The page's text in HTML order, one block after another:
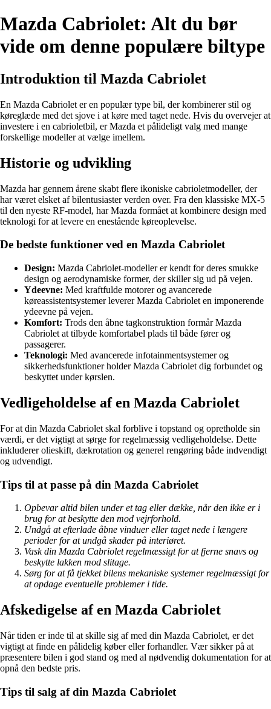
Mazda Cabriolet: Alt du bør
vide om denne populære biltype
Introduktion til Mazda Cabriolet
En Mazda Cabriolet er en populær type bil, der kombinerer stil og
køreglæde med det sjove i at køre med taget nede. Hvis du overvejer at
investere i en cabrioletbil, er Mazda et pålideligt valg med mange
forskellige modeller at vælge imellem.
Historie og udvikling
Mazda har gennem årene skabt flere ikoniske cabrioletmodeller, der
har været elsket af bilentusiaster verden over. Fra den klassiske MX-5
til den nyeste RF-model, har Mazda formået at kombinere design med
teknologi for at levere en enestående køreoplevelse.
De bedste funktioner ved en Mazda Cabriolet
Design: Mazda Cabriolet-modeller er kendt for deres smukke
design og aerodynamiske former, der skiller sig ud på vejen.
Ydeevne: Med kraftfulde motorer og avancerede
køreassistentsystemer leverer Mazda Cabriolet en imponerende
ydeevne på vejen.
Komfort: Trods den åbne tagkonstruktion formår Mazda
Cabriolet at tilbyde komfortabel plads til både fører og
passagerer.
Teknologi: Med avancerede infotainmentsystemer og
sikkerhedsfunktioner holder Mazda Cabriolet dig forbundet og
beskyttet under kørslen.
Vedligeholdelse af en Mazda Cabriolet
For at din Mazda Cabriolet skal forblive i topstand og opretholde sin
værdi, er det vigtigt at sørge for regelmæssig vedligeholdelse. Dette
inkluderer olieskift, dækrotation og generel rengøring både indvendigt
og udvendigt.
Tips til at passe på din Mazda Cabriolet
Opbevar altid bilen under et tag eller dække, når den ikke er i
brug for at beskytte den mod vejrforhold.
Undgå at efterlade åbne vinduer eller taget nede i længere
perioder for at undgå skader på interiøret.
Vask din Mazda Cabriolet regelmæssigt for at fjerne snavs og
beskytte lakken mod slitage.
Sørg for at få tjekket bilens mekaniske systemer regelmæssigt for
at opdage eventuelle problemer i tide.
Afskedigelse af en Mazda Cabriolet
Når tiden er inde til at skille sig af med din Mazda Cabriolet, er det
vigtigt at finde en pålidelig køber eller forhandler. Vær sikker på at
præsentere bilen i god stand og med al nødvendig dokumentation for at
opnå den bedste pris.
Tips til salg af din Mazda Cabriolet